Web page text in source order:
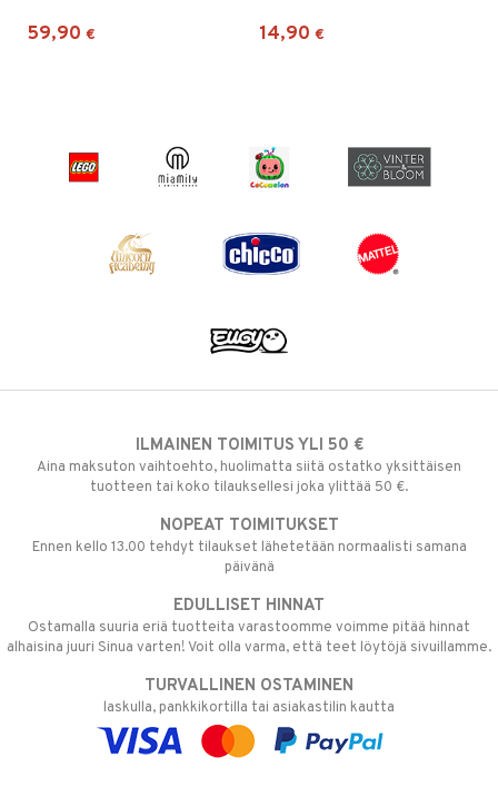
59,90 € 14,90 €
ILMAINEN TOIMITUS YLI 50 €
Aina maksuton vaihtoehto, huolimatta siitä ostatko yksittäisen
tuotteen tai koko tilauksellesi joka ylittää 50 €.
NOPEAT TOIMITUKSET
Ennen kello 13.00 tehdyt tilaukset lähetetään normaalisti samana
päivänä
EDULLISET HINNAT
Ostamalla suuria eriä tuotteita varastoomme voimme pitää hinnat
alhaisina juuri Sinua varten! Voit olla varma, että teet löytöjä sivuillamme.
TURVALLINEN OSTAMINEN
laskulla, pankkikortilla tai asiakastilin kautta